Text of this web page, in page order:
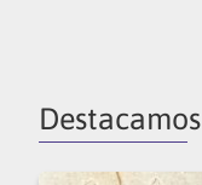
Destacamos